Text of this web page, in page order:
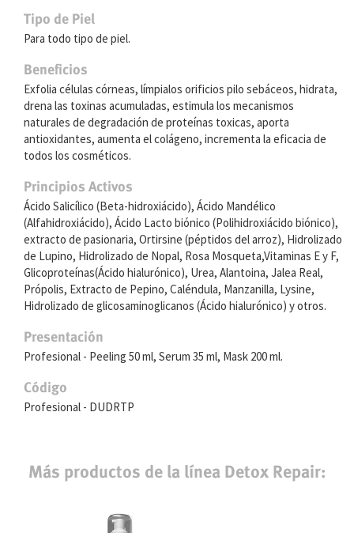
Tipo de Piel
Para todo tipo de piel.
Beneficios
Exfolia células córneas, límpialos orificios pilo sebáceos, hidrata,
drena las toxinas acumuladas, estimula los mecanismos
naturales de degradación de proteínas toxicas, aporta
antioxidantes, aumenta el colágeno, incrementa la eficacia de
todos los cosméticos.
Principios Activos
Ácido Salicílico (Beta-hidroxiácido), Ácido Mandélico
(Alfahidroxiácido), Ácido Lacto biónico (Polihidroxiácido biónico),
extracto de pasionaria, Ortirsine (péptidos del arroz), Hidrolizado
de Lupino, Hidrolizado de Nopal, Rosa Mosqueta,Vitaminas E y F,
Glicoproteínas(Ácido hialurónico), Urea, Alantoina, Jalea Real,
Própolis, Extracto de Pepino, Caléndula, Manzanilla, Lysine,
Hidrolizado de glicosaminoglicanos (Ácido hialurónico) y otros.
Presentación
Profesional - Peeling 50 ml, Serum 35 ml, Mask 200 ml.
Código
Profesional - DUDRTP
Más productos de la línea Detox Repair: